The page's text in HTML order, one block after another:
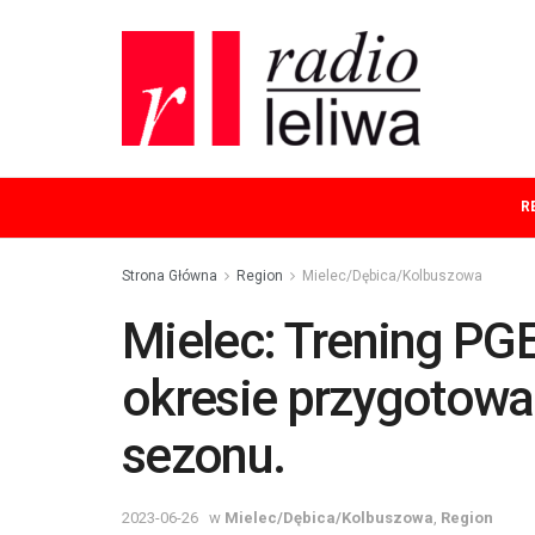
Strona Główna Region Mielec/Dębica/Kolbuszowa
Mielec: Trening
okresie
sezonu.
2023-06-26 w Mielec/Dębica/Kolbuszowa Region